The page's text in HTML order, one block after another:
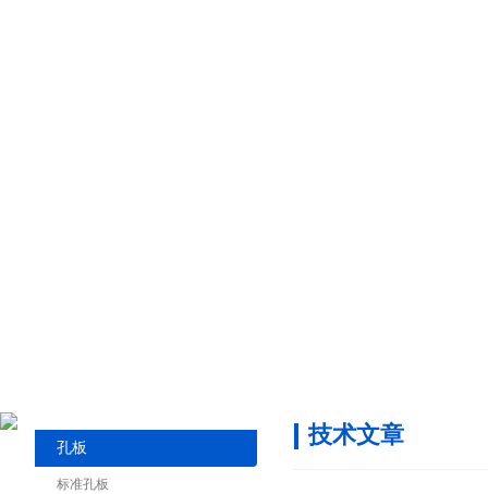
孔板
标准孔板
技术文章